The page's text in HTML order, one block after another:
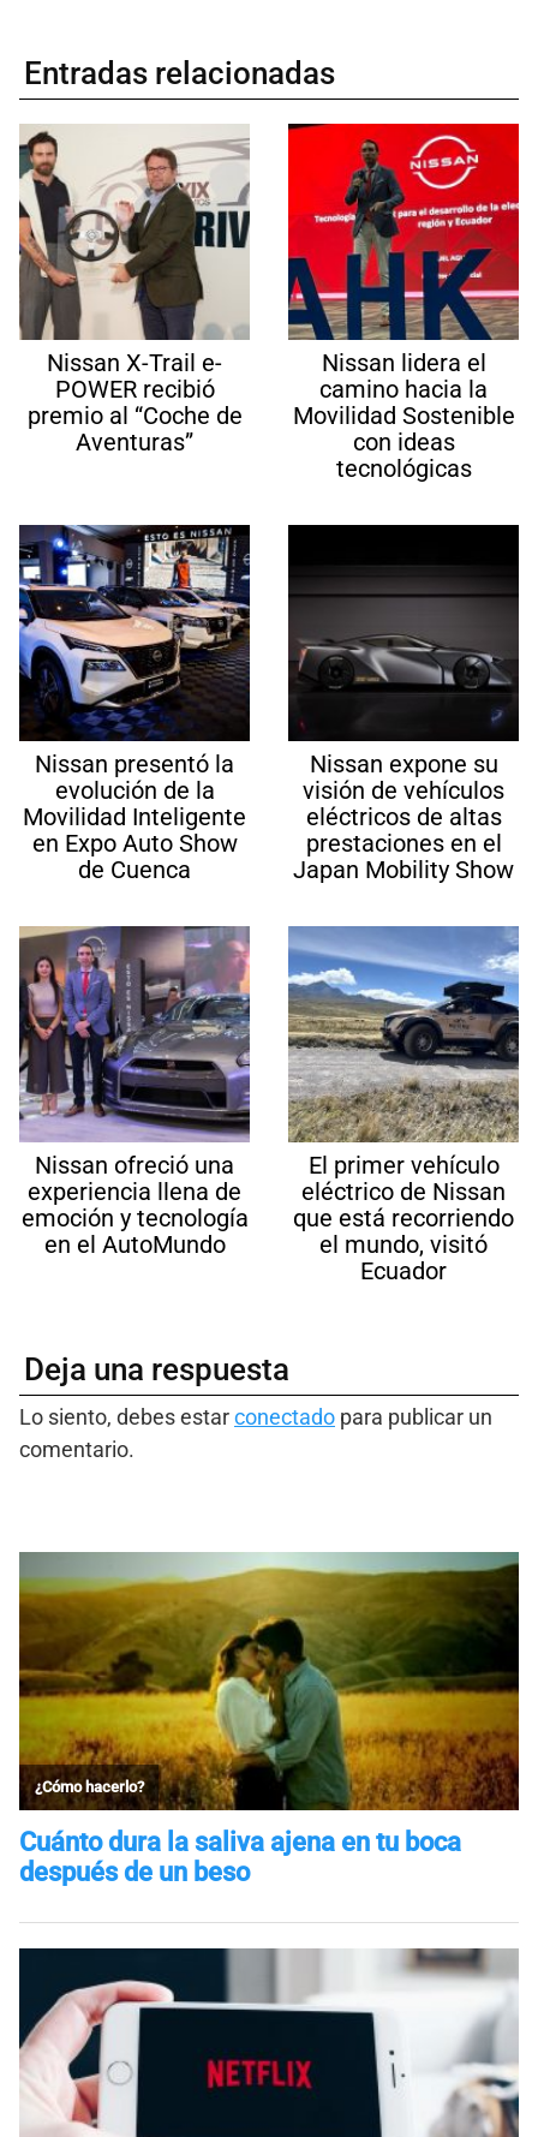
Entradas relacionadas
Nissan X-Trail e-
POWER recibió
premio al “Coche de
Aventuras”
Nissan lidera el
camino hacia la
Movilidad Sostenible
con ideas
tecnológicas
Nissan presentó la
evolución de la
Movilidad Inteligente
en Expo Auto Show
de Cuenca
Nissan expone su
visión de vehículos
eléctricos de altas
prestaciones en el
Japan Mobility Show
Nissan ofreció una
experiencia llena de
emoción y tecnología
en el AutoMundo
El primer vehículo
eléctrico de Nissan
que está recorriendo
el mundo, visitó
Ecuador
Deja una respuesta
Lo siento, debes estarconectado para publicar un
comentario.